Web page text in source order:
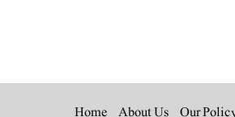
Our
About Us
Home